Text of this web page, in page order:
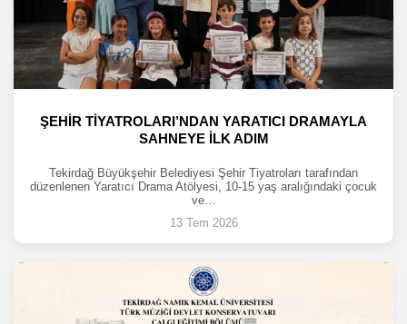
ŞEHİR TİYATROLARI’NDAN YARATICI DRAMAYLA
SAHNEYE İLK ADIM
Tekirdağ Büyükşehir Belediyesi Şehir Tiyatroları tarafından
düzenlenen Yaratıcı Drama Atölyesi, 10-15 yaş aralığındaki çocuk
ve…
13 Tem 2026